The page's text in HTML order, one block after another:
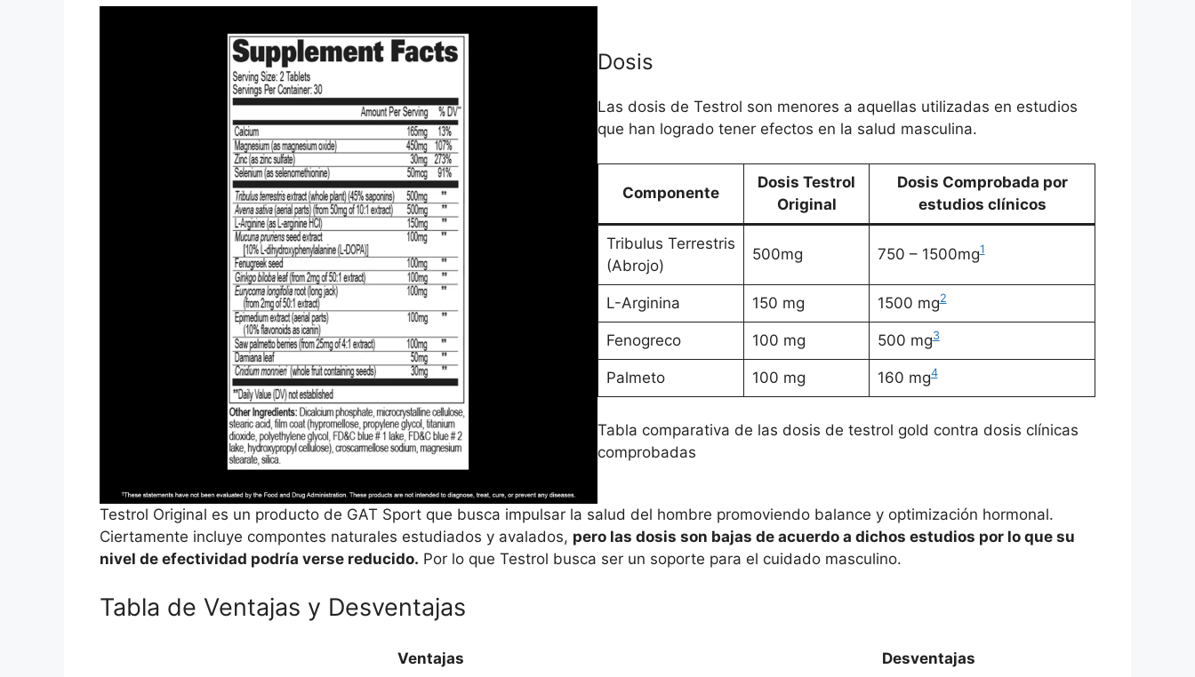
Dosis
Las dosis de Testrol son menores a aquellas utilizadas en estudios
que han logrado tener efectos en la salud masculina.
Componente
Dosis Testrol
Original
Dosis Comprobada por
estudios clínicos
Tribulus Terrestris
(Abrojo)
500mg 750 – 1500mg1
L-Arginina 150 mg 1500 mg2
Fenogreco 100 mg 500 mg3
Palmeto 100 mg 160 mg4
Tabla comparativa de las dosis de testrol gold contra dosis clínicas
comprobadas
Testrol Original es un producto de GAT Sport que busca impulsar la salud del hombre promoviendo balance y optimización hormonal.
Ciertamente incluye compontes naturales estudiados y avalados, pero las dosis son bajas de acuerdo a dichos estudios por lo que su
nivel de efectividad podría verse reducido. Por lo que Testrol busca ser un soporte para el cuidado masculino.
Tabla de Ventajas y Desventajas
Ventajas Desventajas